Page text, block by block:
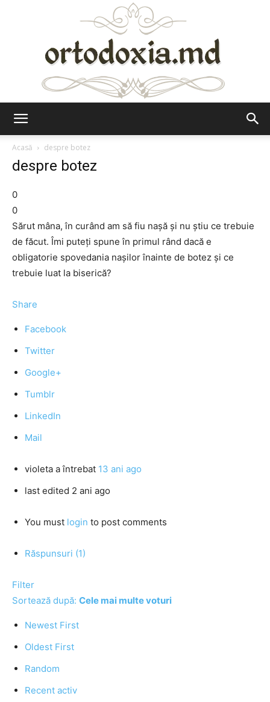
Acasă
despre botez
despre botez
0
0
Sărut mâna, în curând am să fiu naşă şi nu ştiu ce trebuie
de făcut. Îmi puteţi spune în primul rând dacă e
obligatorie spovedania naşilor înainte de botez şi ce
trebuie luat la biserică?
Share
Facebook
Twitter
Google+
Tumblr
LinkedIn
Mail
violeta a întrebat 13 ani ago
last edited 2 ani ago
You must login to post comments
Răspunsuri (1)
Filter
Sortează după: Cele mai multe voturi
Newest First
Oldest First
Random
Recent activ